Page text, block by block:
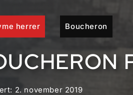
herrer Boucheron
2. november 2019